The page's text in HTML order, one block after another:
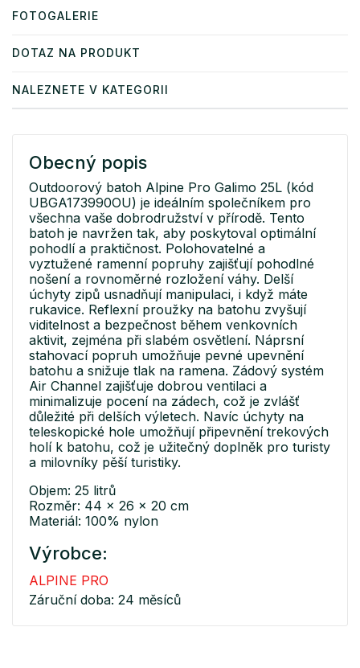
FOTOGALERIE
DOTAZ NA PRODUKT
NALEZNETE V KATEGORII
Obecný popis
Outdoorový batoh Alpine Pro Galimo 25L (kód
UBGA173990OU) je ideálním společníkem pro
všechna vaše dobrodružství v přírodě. Tento
batoh je navržen tak, aby poskytoval optimální
pohodlí a praktičnost. Polohovatelné a
vyztužené ramenní popruhy zajišťují pohodlné
nošení a rovnoměrné rozložení váhy. Delší
úchyty zipů usnadňují manipulaci, i když máte
rukavice. Reflexní proužky na batohu zvyšují
viditelnost a bezpečnost během venkovních
aktivit, zejména při slabém osvětlení. Náprsní
stahovací popruh umožňuje pevné upevnění
batohu a snižuje tlak na ramena. Zádový systém
Air Channel zajišťuje dobrou ventilaci a
minimalizuje pocení na zádech, což je zvlášť
důležité při delších výletech. Navíc úchyty na
teleskopické hole umožňují připevnění trekových
holí k batohu, což je užitečný doplněk pro turisty
a milovníky pěší turistiky.
Objem: 25 litrů
Rozměr: 44 x 26 x 20 cm
Materiál: 100% nylon
Výrobce:
ALPINE PRO
Záruční doba: 24 měsíců